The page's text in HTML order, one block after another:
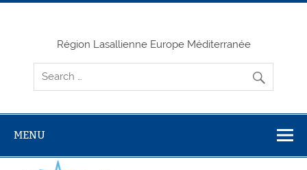
Skip
Région Lasallienne Europe Méditerranée
MENU